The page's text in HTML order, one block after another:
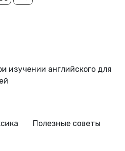
изучении английского для
Полезные советы